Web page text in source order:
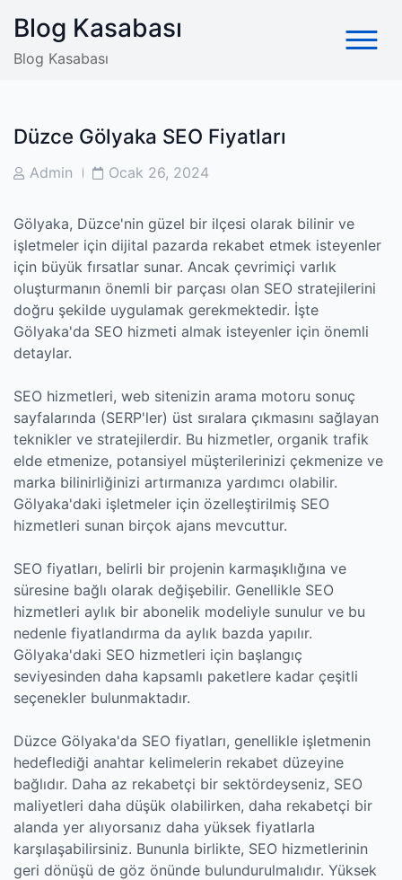
content
Blog Kasabası
Blog Kasabası
Düzce Gölyaka SEO Fiyatları
PostAdmin
PostOcak 26, 2024
Gölyaka, Düzce'nin güzel bir ilçesi olarak bilinir ve
işletmeler için dijital pazarda rekabet etmek isteyenler
için büyük fırsatlar sunar. Ancak çevrimiçi varlık
oluşturmanın önemli bir parçası olan SEO stratejilerini
doğru şekilde uygulamak gerekmektedir. İşte
Gölyaka'da SEO hizmeti almak isteyenler için önemli
detaylar.
SEO hizmetleri, web sitenizin arama motoru sonuç
sayfalarında (SERP'ler) üst sıralara çıkmasını sağlayan
teknikler ve stratejilerdir. Bu hizmetler, organik trafik
elde etmenize, potansiyel müşterilerinizi çekmenize ve
marka bilinirliğinizi artırmanıza yardımcı olabilir.
Gölyaka'daki işletmeler için özelleştirilmiş SEO
hizmetleri sunan birçok ajans mevcuttur.
SEO fiyatları, belirli bir projenin karmaşıklığına ve
süresine bağlı olarak değişebilir. Genellikle SEO
hizmetleri aylık bir abonelik modeliyle sunulur ve bu
nedenle fiyatlandırma da aylık bazda yapılır.
Gölyaka'daki SEO hizmetleri için başlangıç
seviyesinden daha kapsamlı paketlere kadar çeşitli
seçenekler bulunmaktadır.
Düzce Gölyaka'da SEO fiyatları, genellikle işletmenin
hedeflediği anahtar kelimelerin rekabet düzeyine
bağlıdır. Daha az rekabetçi bir sektördeyseniz, SEO
maliyetleri daha düşük olabilirken, daha rekabetçi bir
alanda yer alıyorsanız daha yüksek fiyatlarla
karşılaşabilirsiniz. Bununla birlikte, SEO hizmetlerinin
geri dönüşü de göz önünde bulundurulmalıdır. Yüksek